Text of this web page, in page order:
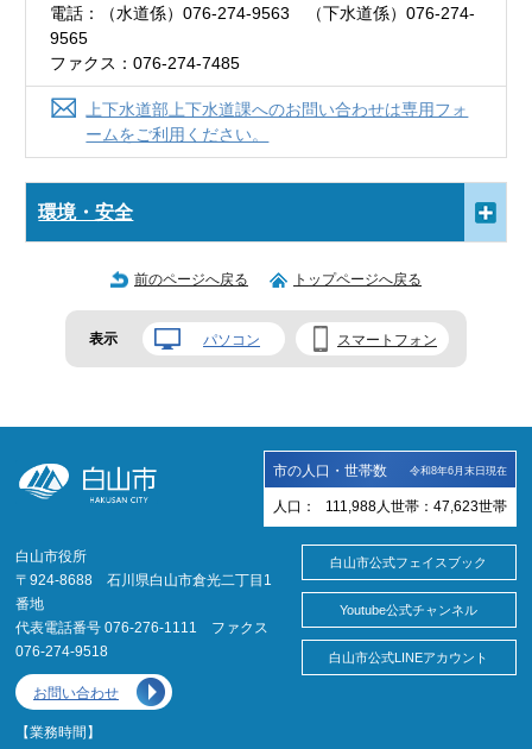
電話：（水道係）076-274-9563 （下水道係）076-274-
9565
ファクス：076-274-7485
上下水道部上下水道課へのお問い合わせは専用フォ
ームをご利用ください。
環境・安全
前のページへ戻る トップページへ戻る
表示 パソコン スマートフォン
市の人口・世帯数 令和8年6月末日現在
人口： 111,988 人 世帯： 47,623世帯
白山市役所
〒924-8688 石川県白山市倉光二丁目1
番地
代表電話番号 076-276-1111 ファクス
076-274-9518
お問い合わせ
【業務時間】
白山市公式フェイスブック
Youtube公式チャンネル
白山市公式LINEアカウント